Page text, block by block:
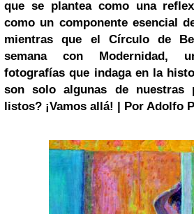
que se plantea como una
como un componente esencial
mientras que el Círculo de
semana con Modernidad,
fotografías que indaga en la
son solo algunas de nuestras
listos? ¡Vamos allá! | Por Adolfo